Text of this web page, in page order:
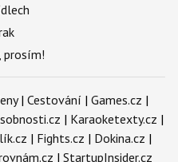
prosím!
| Cestování | Games.cz |
| Karaoketexty.cz |
| Fights.cz | Dokina.cz |
| StartupInsider.cz